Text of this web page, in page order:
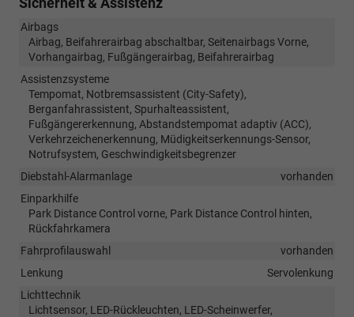
Airbags
Airbag, Beifahrerairbag abschaltbar, Seitenairbags Vorne,
Vorhangairbag, Fußgängerairbag, Beifahrerairbag
Assistenzsysteme
Tempomat, Notbremsassistent (City-Safety),
Berganfahrassistent, Spurhalteassistent,
Fußgängererkennung, Abstandstempomat adaptiv (ACC),
Verkehrzeichenerkennung, Müdigkeitserkennungs-Sensor,
Notrufsystem, Geschwindigkeitsbegrenzer
Diebstahl-Alarmanlage
vorhanden
Einparkhilfe
Park Distance Control vorne, Park Distance Control hinten,
Rückfahrkamera
Fahrprofilauswahl
vorhanden
Lenkung
Servolenkung
Lichttechnik
Lichtsensor, LED-Rückleuchten, LED-Scheinwerfer,